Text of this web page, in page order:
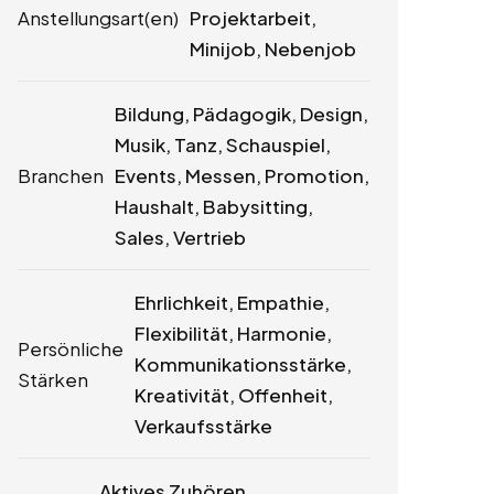
Anstellungsart(en) Projektarbeit,
Minijob, Nebenjob
Branchen
Bildung, Pädagogik, Design,
Musik, Tanz, Schauspiel,
Events, Messen, Promotion,
Haushalt, Babysitting,
Sales, Vertrieb
Persönliche
Stärken
Ehrlichkeit, Empathie,
Flexibilität, Harmonie,
Kommunikationsstärke,
Kreativität, Offenheit,
Verkaufsstärke